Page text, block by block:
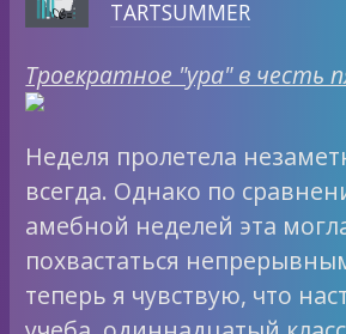
TARTSUMMER
Троекратное "ура" в честь
Неделя пролетела
всегда. Однако по
амебной неделей эта
похвастаться
теперь я чувствую, что